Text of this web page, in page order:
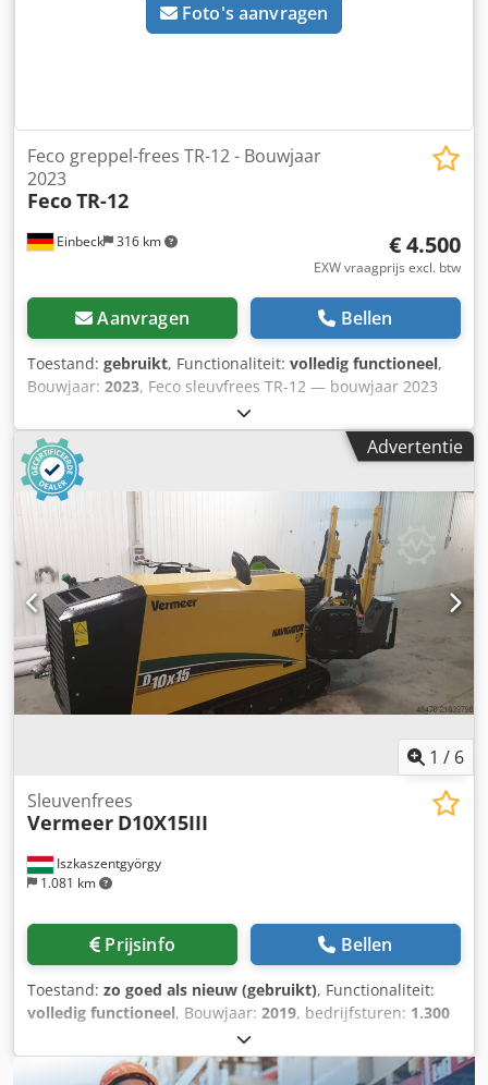
Foto's aanvragen
Einbeck 316 km
Feco greppel-frees TR-12 - Bouwjaar
2023
FecoTR-12
€ 4.500
EXW vraagprijs excl. btw
Aanvragen Bellen
Toestand: gebruikt, Functionaliteit: volledig functioneel,
Bouwjaar: 2023, Feco sleuvfrees TR-12 — bouwjaar 2023
Gebruikt, afkomstig uit het professionele verhuurpark van
Kurt König Baumaschinen GmbH, Einbeck. Toestand &
opmerkingen: - Toestand: Gebruikt uit verhuur, regelmatig
onderhouden - Functionaliteit: Volledig functioneel
Dkodpfey A E Irjx Amfor - Productfoto's volgen — neem
contact op voor actuele foto's - Bezichtiging mogelijk op
afspraak in 37574 Einbeck Prijs € 4.500 excl. BTW | EXW
Einbeck | Levering op aanvraag
Advertentie
1 / 6
Iszkaszentgyörgy
1.081 km
Sleuvenfrees
Vermeer D10X15III
Prijsinfo Bellen
Toestand: zo goed als nieuw (gebruikt), Functionaliteit:
volledig functioneel, Bouwjaar: 2019, bedrijfsturen: 1.300
, De D10x15 S3 is een compacte, middelgrote horizontale
boorinstallatie die nauwkeurig boren in de grond mogelijk